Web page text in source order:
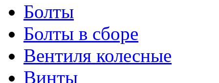
Болты
Болты в сборе
Вентиля колесные
Винты